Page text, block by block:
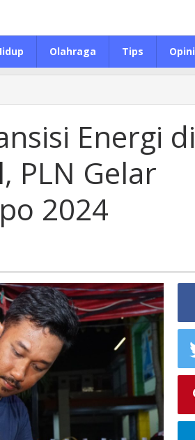
Olahraga Tips Opini
Energi di
PLN Gelar
2024